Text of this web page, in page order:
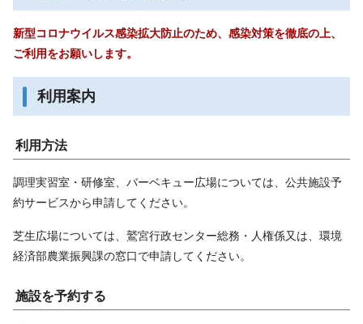
新型コロナウイルス感染拡大防止のため、感染対策を徹底の上、
ご利用をお願いします。
利用案内
利用方法
調理実習室・研修室、バーベキュー広場については、公共施設予
約サービスから申請してください。
芝生広場については、鷲宮行政センター総務・人権係又は、環境
経済部農業振興課の窓口で申請してください。
施設を予約する